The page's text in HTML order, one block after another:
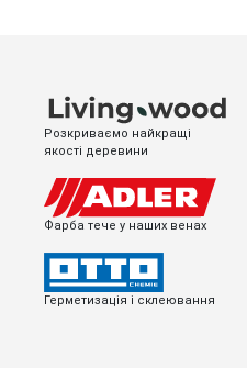
Розкриваємо найкращі
якості деревини
Фарба тече у наших венах
Герметизація і склеювання